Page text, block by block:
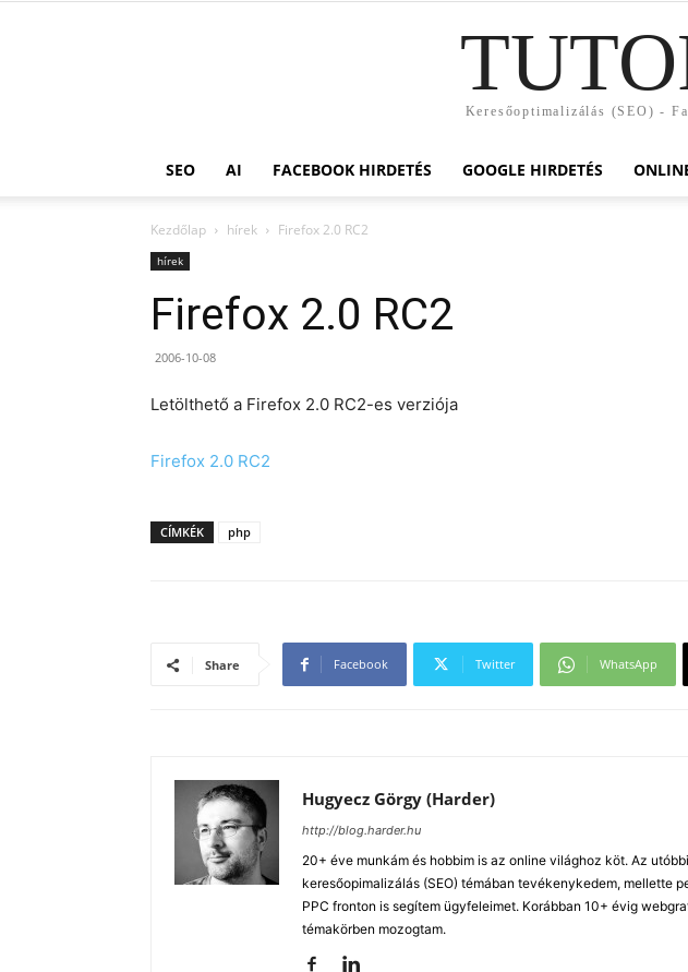
Keresőoptimalizálás (SEO) -
SEO AI FACEBOOK HIRDETÉS GOOGLE HIRDETÉS
Kezdőlap hírek Firefox 2.0 RC2
hírek
Firefox 2.0 RC2
2006-10-08
Letölthető a Firefox 2.0 RC2-es verziója
Firefox 2.0 RC2
CÍMKÉK php
Share Facebook Twitter WhatsApp
Hugyecz Görgy (Harder)
http://blog.harder.hu
20+ éve munkám és hobbim is az online világhoz köt. Az
keresőopimalizálás (SEO) témában tevékenykedem, mellette
PPC fronton is segítem ügyfeleimet. Korábban 10+ évig
témakörben mozogtam.